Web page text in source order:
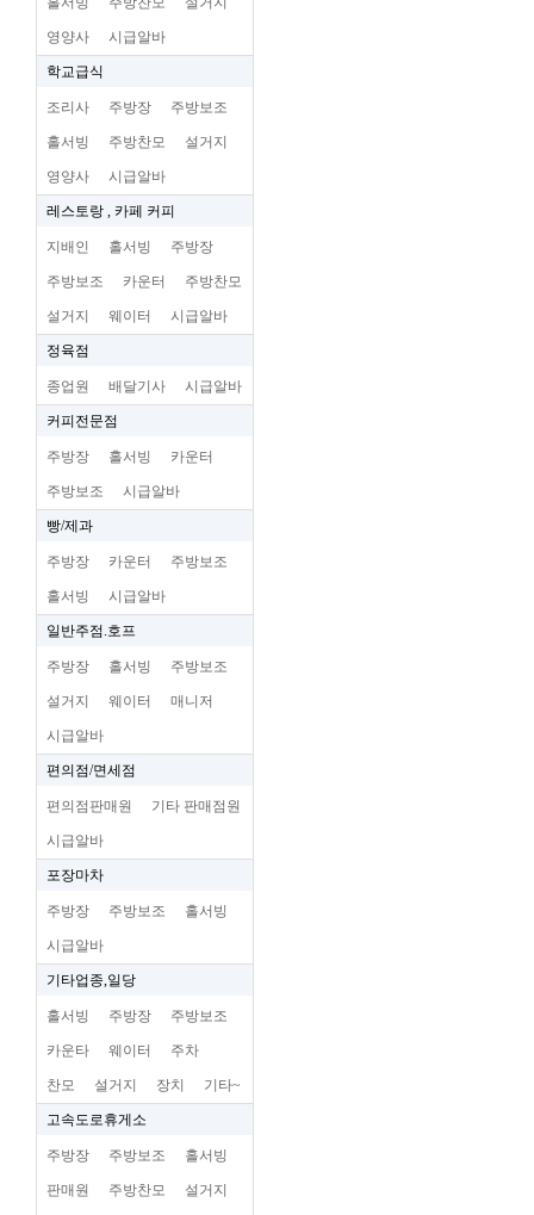
영양사 시급알바
학교급식
조리사 주방장 주방보조
홀서빙 주방찬모 설거지
영양사 시급알바
레스토랑 , 카페 커피
지배인 홀서빙 주방장
주방보조 카운터 주방찬모
설거지 웨이터 시급알바
정육점
종업원 배달기사 시급알바
커피전문점
주방장 홀서빙 카운터
주방보조 시급알바
빵/제과
주방장 카운터 주방보조
홀서빙 시급알바
일반주점.호프
주방장 홀서빙 주방보조
설거지 웨이터 매니저
시급알바
편의점/면세점
편의점판매원 기타 판매점원
시급알바
포장마차
주방장 주방보조 홀서빙
시급알바
기타업종,일당
홀서빙 주방장 주방보조
카운타 웨이터 주차
찬모 설거지 장치 기타~
고속도로휴게소
주방장 주방보조 홀서빙
판매원 주방찬모 설거지